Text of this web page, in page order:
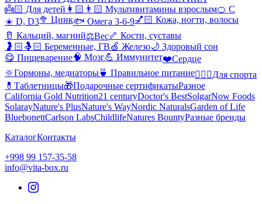
👼🏻 Для детей 👩🏻👨🏻 Мультивитамины взрослым🍊 С
☀️ D, D3🥦 Цинк🐟 Омега 3-6-9💅🏻 Кожа, ногти, волосы
🥛 Кальций, магний⚖️Вес🦴 Кости, суставы
🤰🏻🤱🏻 Беременные, ГВ🍏 Железо🌙 Здоровый сон
😋 Пищеварение🧠 Мозг💪 Иммунитет❤️Сердце
🔆Гормоны, медиаторы🍵 Правильное питание🤸🏻‍♀️Для спорта
💊Таблетницы🎁Подарочные сертификатыРазное
California Gold Nutrition21 centuryDoctor's BestSolgarNow Foods
SolarayNature's PlusNature's WayNordic NaturalsGarden of Life
BluebonettCarlson LabsChildlifeNatures BountyРазные бренды
КаталогКонтакты
+998 99 157-35-58
info@vita-box.ru